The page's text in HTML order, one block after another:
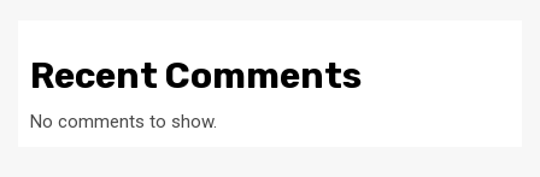
Recent Comments
No comments to show.